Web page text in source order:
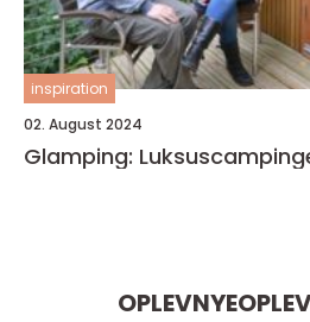
inspiration
02. August 2024
Glamping: